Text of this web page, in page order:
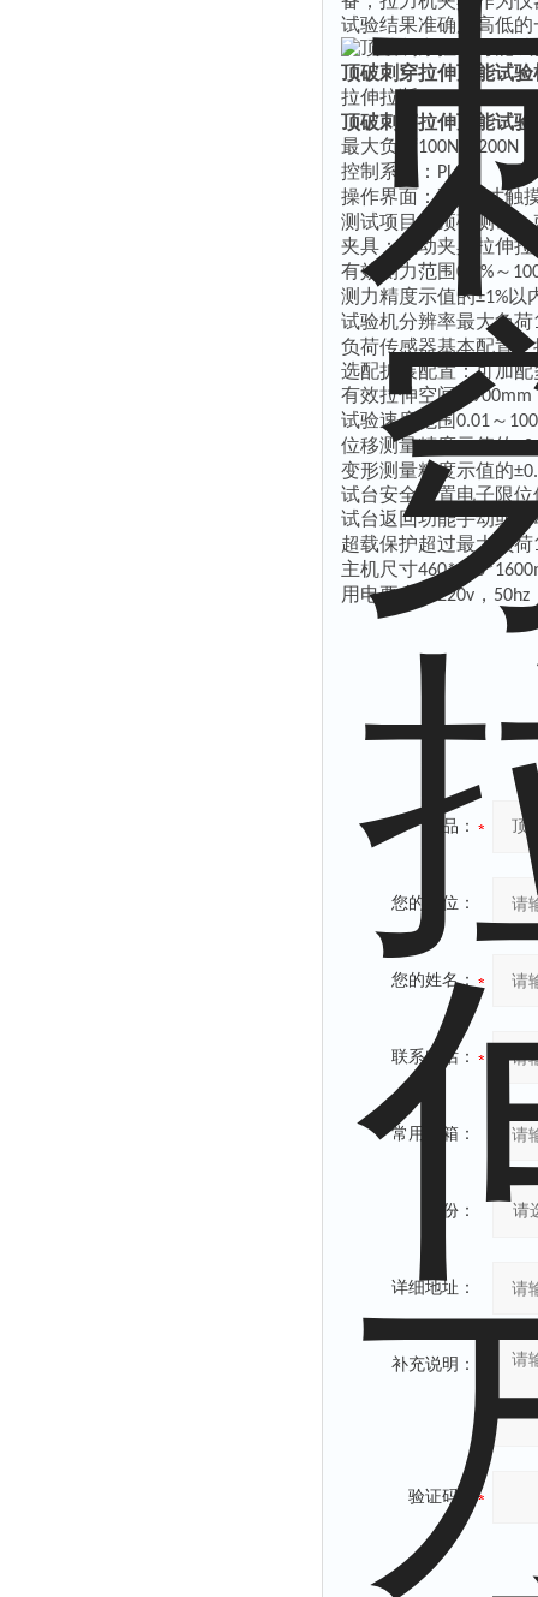
试验结果准确度高低
顶破刺穿拉伸万能试
拉伸拉断
顶破刺穿拉伸万能试
最大负荷 100N 200N
控制系统： PLC;
操作界面：彩色
寸触
测试项目：顶破测试
夹具：气动夹具拉伸
有效测力范围0.2%～
测力精度示值的±1%以
试验机分辨率最大负荷
负荷传感器基本配置
选配扩展配置：可加
有效拉伸空间 0-900mm
试验速度范围0.01～
位移测量精度示值的
变形测量精度示值的
试台安全装置电子限位
试台返回功能手动或
超载保护超过最大负荷
主机尺寸460*65 0*16
用电要求： 220v ， 50hz
产品：
您的单位：
您的姓名：
联系电话：
常用邮箱：
省份：
详细地址：
补充说明：
验证码：